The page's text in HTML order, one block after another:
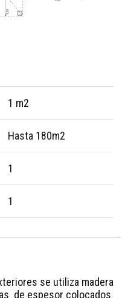
1 m2
Hasta 180m2
1
1
se utiliza madera
de espesor colocados